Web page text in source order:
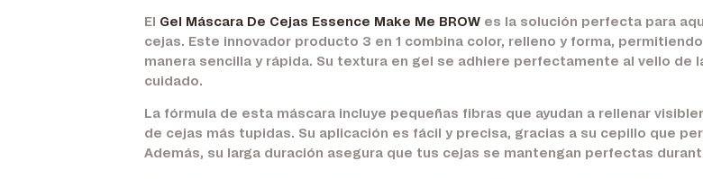
El Gel Máscara De Cejas Essence Make Me BROW es la solución perfecta para
cejas. Este innovador producto 3 en 1 combina color, relleno y forma,
manera sencilla y rápida. Su textura en gel se adhiere perfectamente al vello de
cuidado.
La fórmula de esta máscara incluye pequeñas fibras que ayudan a rellenar
de cejas más tupidas. Su aplicación es fácil y precisa, gracias a su cepillo que
Además, su larga duración asegura que tus cejas se mantengan perfectas